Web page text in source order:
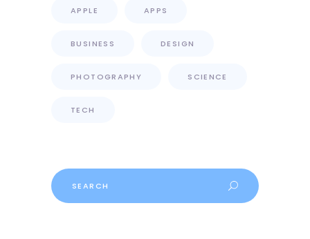
APPLE APPS
BUSINESS DESIGN
PHOTOGRAPHY SCIENCE
TECH
Search